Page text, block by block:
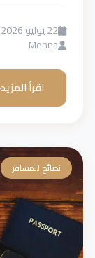
22 يوليو 2026
Menna
اقرأ المزيد
نصائح للمسافر